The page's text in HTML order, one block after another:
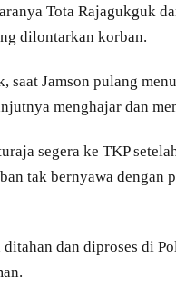
Tota Rajagukguk
dilontarkan korban.
saat Jamson pulang
menghajar dan
segera ke TKP
tak bernyawa dengan
ditahan dan diproses di